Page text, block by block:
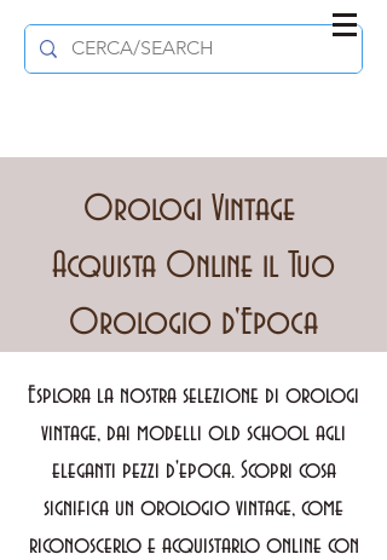
Orologi Vintage
Acquista Online il Tuo
Orologio d'Epoca
Esplora la nostra selezione di orologi
vintage, dai modelli old school agli
eleganti pezzi d'epoca. Scopri cosa
significa un orologio vintage, come
riconoscerlo e acquistarlo online con